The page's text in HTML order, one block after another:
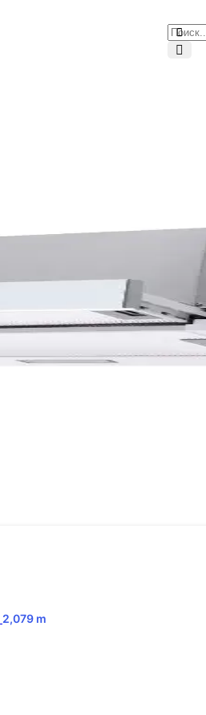
2,079 m